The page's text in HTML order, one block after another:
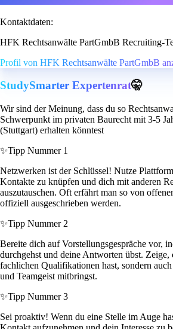
Kontaktdaten:
HFK Rechtsanwälte PartGmbB Recruiting-
Profil von HFK Rechtsanwälte PartGmbB
StudySmarter Expertenrat🤫
Wir sind der Meinung, dass du so
Schwerpunkt im privaten Baurecht mit 3-5
(Stuttgart) erhalten könntest
✨Tipp Nummer 1
Netzwerken ist der Schlüssel! Nutze
Kontakte zu knüpfen und dich mit anderen
auszutauschen. Oft erfährt man so von
offiziell ausgeschrieben werden.
✨Tipp Nummer 2
Bereite dich auf Vorstellungsgespräche vor,
durchgehst und deine Antworten übst. Zeige,
fachlichen Qualifikationen hast, sondern
und Teamgeist mitbringst.
✨Tipp Nummer 3
Sei proaktiv! Wenn du eine Stelle im Auge